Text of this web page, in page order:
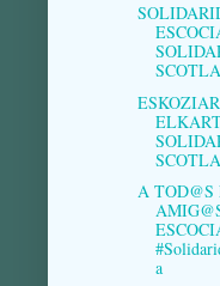
A TOD@S
a